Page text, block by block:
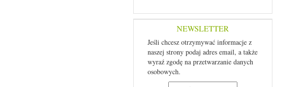
NEWSLETTER
Jeśli chcesz otrzymywać informacje z
naszej strony podaj adres email, a także
wyraź zgodę na przetwarzanie danych
osobowych.